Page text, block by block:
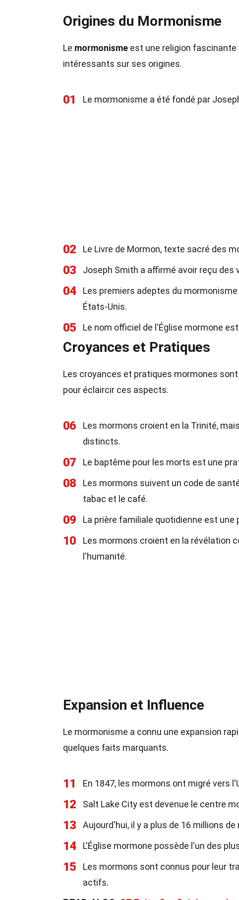
Origines du Mormonisme
Le mormonisme est une religion
intéressants sur ses origines.
01 Le mormonisme a été fondé par
02 Le Livre de Mormon, texte sacré des
03 Joseph Smith a affirmé avoir reçu des
04
Les premiers adeptes du
États-Unis.
05 Le nom officiel de l'Église mormone
Croyances et Pratiques
Les croyances et pratiques mormones
pour éclaircir ces aspects.
06
Les mormons croient en la Trinité,
distincts.
07 Le baptême pour les morts est une
08
Les mormons suivent un code de
tabac et le café.
09 La prière familiale quotidienne est
10
Les mormons croient en la révélation
l'humanité.
Expansion et Influence
Le mormonisme a connu une expansion
quelques faits marquants.
11 En 1847, les mormons ont migré vers
12 Salt Lake City est devenue le centre
13 Aujourd'hui, il y a plus de 16 millions
14 L'Église mormone possède l'un des
15
Les mormons sont connus pour leur
actifs.